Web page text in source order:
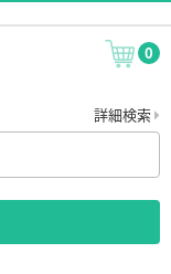
0
詳細検索